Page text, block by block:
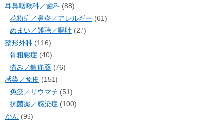
耳鼻咽喉科／歯科 (88)
花粉症／鼻炎／アレルギー (61)
めまい／難聴／嘔吐 (27)
整形外科 (116)
骨粗鬆症 (40)
痛み／鎮痛薬 (76)
感染／免疫 (151)
免疫／リウマチ (51)
抗菌薬／感染症 (100)
がん (96)